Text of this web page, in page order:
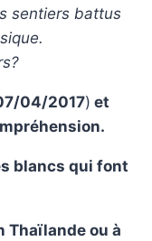
sentiers battus
04/2017) et
blancs qui font
Thaïlande ou à